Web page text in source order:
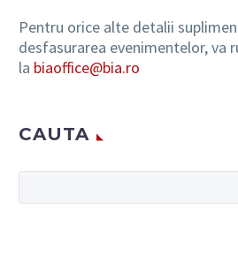
Pentru orice alte detalii
desfasurarea evenimentelor, va
la biaoffice@bia.ro
CAUTA